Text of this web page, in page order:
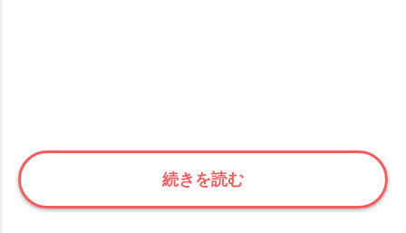
続きを読む